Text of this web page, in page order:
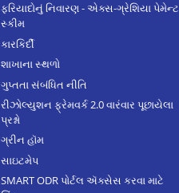
ફરિયાદોનું નિવારણ - એક્સ-ગ્રેશિયા પેમેન્ટ
સ્કીમ
કારકિર્દી
શાખાના સ્થળો
ગુપ્તતા સંબંધિત નીતિ
રીઝોલ્યુશન ફ્રેમવર્ક 2.0 વારંવાર પૂછાયેલા
પ્રશ્નો
ગ્રીન હૉમ
સાઇટમેપ
SMART ODR પોર્ટલ ઍક્સેસ કરવા માટે